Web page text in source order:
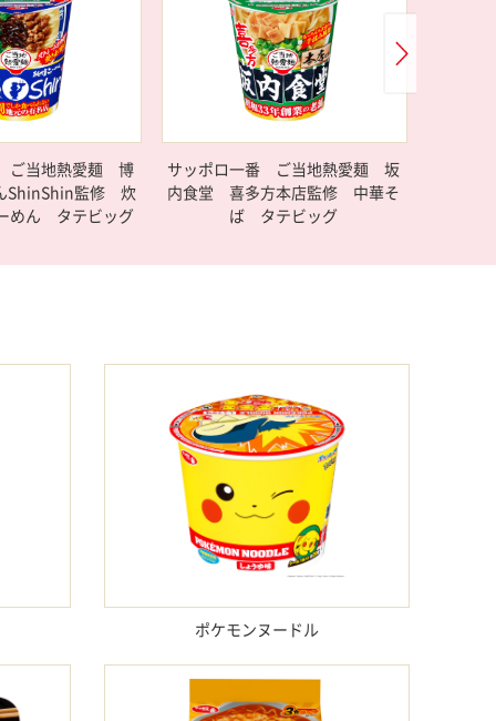
ご当地熱愛麺 博
ShinShin監修 炊
めん タテビッグ
サッポロ一番 ご当地熱愛麺 坂
内食堂 喜多方本店監修 中華そ
ば タテビッグ
ポケモンヌードル